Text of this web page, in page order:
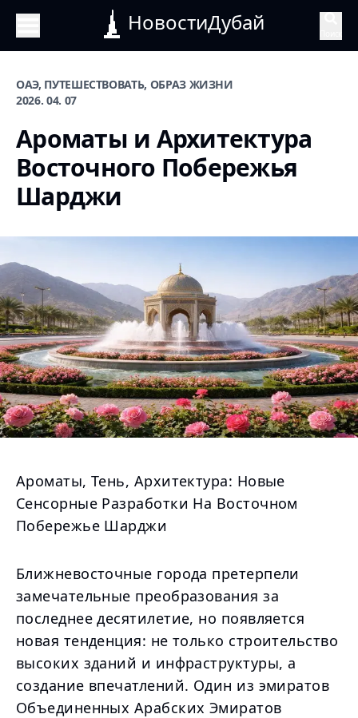
НовостиДубай
ОАЭ, ПУТЕШЕСТВОВАТЬ, ОБРАЗ ЖИЗНИ
2026. 04. 07
Ароматы и Архитектура
Восточного Побережья
Шарджи
Ароматы, Тень, Архитектура: Новые
Сенсорные Разработки На Восточном
Побережье Шарджи
Ближневосточные города претерпели
замечательные преобразования за
последнее десятилетие, но появляется
новая тенденция: не только строительство
высоких зданий и инфраструктуры, а
создание впечатлений. Один из эмиратов
Объединенных Арабских Эмиратов